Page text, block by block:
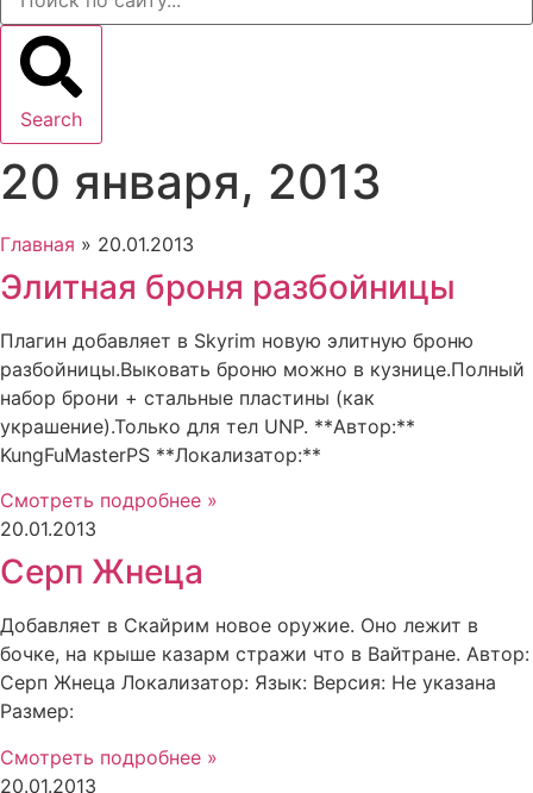
Search
20 января, 2013
Главная » 20.01.2013
Элитная броня разбойницы
Плагин добавляет в Skyrim новую элитную броню
разбойницы.Выковать броню можно в кузнице.Полный
набор брони + стальные пластины (как
украшение).Только для тел UNP. **Автор:**
KungFuMasterPS **Локализатор:**
Смотреть подробнее »
20.01.2013
Серп Жнеца
Добавляет в Скайрим новое оружие. Оно лежит в
бочке, на крыше казарм стражи что в Вайтране. Автор:
Серп Жнеца Локализатор: Язык: Версия: Не указана
Размер:
Смотреть подробнее »
20.01.2013